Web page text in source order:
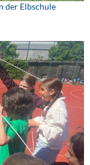
der Elbschule